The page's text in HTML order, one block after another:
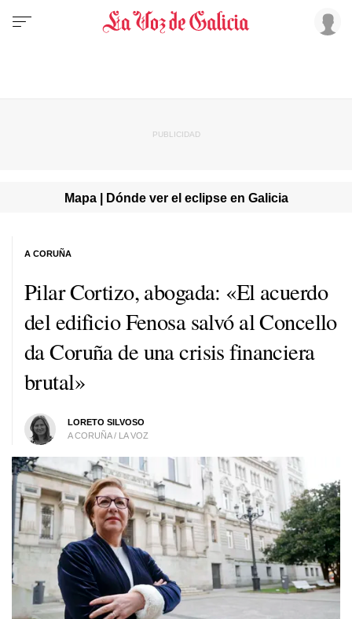
Mapa | Dónde ver el eclipse en Galicia
Pilar Cortizo, abogada: «El acuerdo
del edificio Fenosa salvó al Concello
da Coruña de una crisis financiera
brutal»
LORETO SILVOSO
A CORUÑA / LA VOZ
A CORUÑA